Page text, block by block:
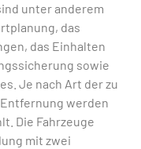
unter anderem
das
das Einhalten
sowie
Je nach Art der zu
werden
Die Fahrzeuge
mit zwei